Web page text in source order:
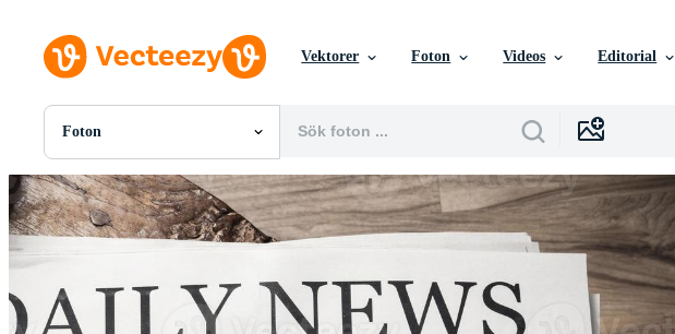
Vektorer Foton Videos Editorial
Foton
Alla Bilder
Foton
PNGs
PSDs
Vektorer